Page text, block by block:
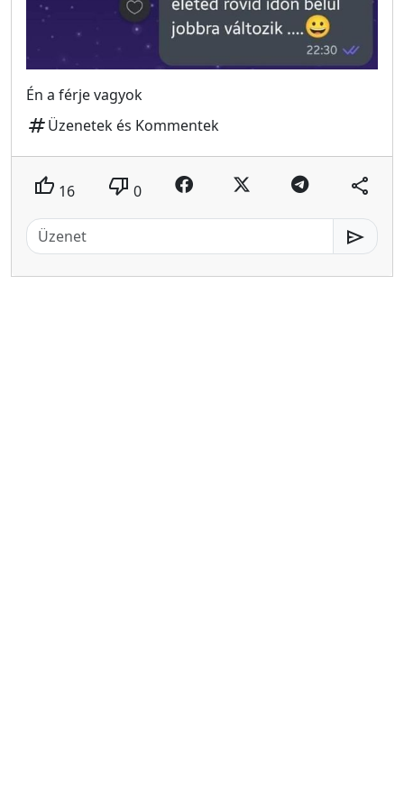
Én a férje vagyok
tagÜzenetek és Kommentek
thumb_up 16 thumb_down 0 share
send